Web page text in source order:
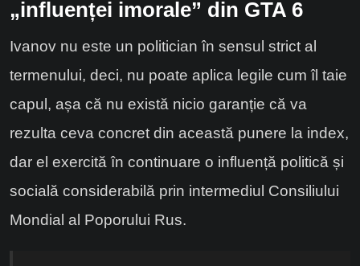
„influenței imorale” din GTA 6
Ivanov nu este un politician în sensul strict al
termenului, deci, nu poate aplica legile cum îl taie
capul, așa că nu există nicio garanție că va
rezulta ceva concret din această punere la index,
dar el exercită în continuare o influență politică și
socială considerabilă prin intermediul Consiliului
Mondial al Poporului Rus.